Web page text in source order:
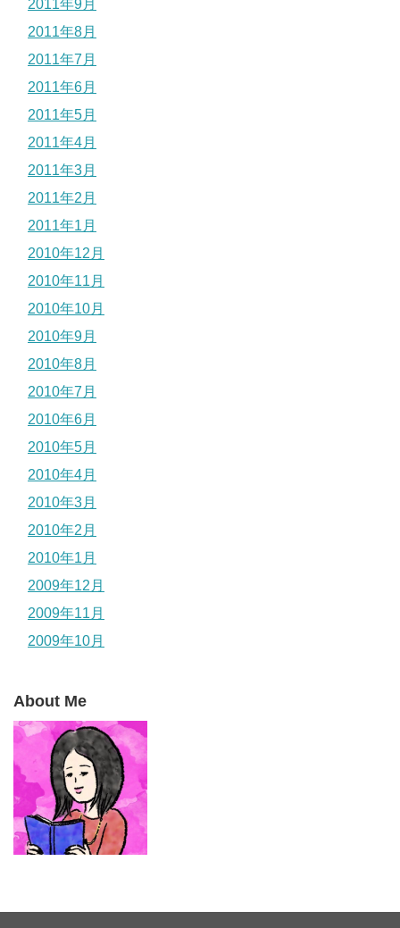
2011年9月
2011年8月
2011年7月
2011年6月
2011年5月
2011年4月
2011年3月
2011年2月
2011年1月
2010年12月
2010年11月
2010年10月
2010年9月
2010年8月
2010年7月
2010年6月
2010年5月
2010年4月
2010年3月
2010年2月
2010年1月
2009年12月
2009年11月
2009年10月
About Me